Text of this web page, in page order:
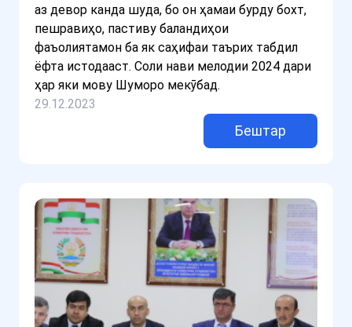
аз девор канда шуда, бо он ҳамаи бурду бохт,
пешравиҳо, пастиву баландиҳои
фаъолиятамон ба як саҳифаи таърих табдил
ёфта истодааст. Соли нави мелодии 2024 дари
ҳар яки мову Шуморо мекӯбад.
29.12.2023
Бештар